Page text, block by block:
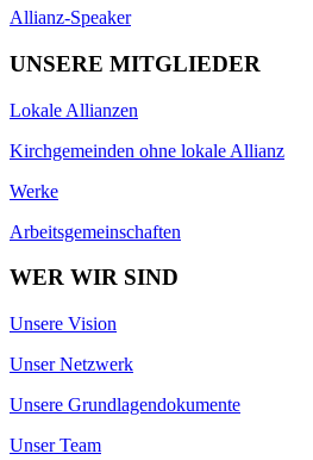
Allianz-Speaker
UNSERE MITGLIEDER
Lokale Allianzen
Kirchgemeinden ohne lokale Allianz
Werke
Arbeitsgemeinschaften
WER WIR SIND
Unsere Vision
Unser Netzwerk
Unsere Grundlagendokumente
Unser Team